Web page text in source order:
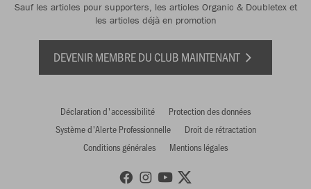
Sauf les articles pour supporters, les articles Organic & Doubletex et
les articles déjà en promotion
DEVENIR MEMBRE DU CLUB MAINTENANT
Déclaration d'accessibilité
Protection des données
Système d'Alerte Professionnelle
Droit de rétractation
Conditions générales
Mentions légales